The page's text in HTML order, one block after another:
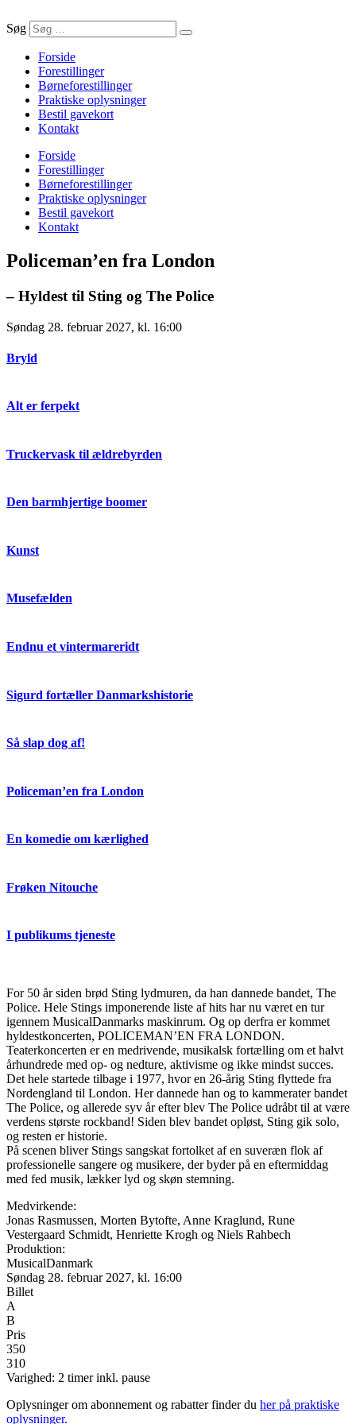
Søg
Forside
Forestillinger
Børneforestillinger
Praktiske oplysninger
Bestil gavekort
Kontakt
Forside
Forestillinger
Børneforestillinger
Praktiske oplysninger
Bestil gavekort
Kontakt
Policeman’en fra London
– Hyldest til Sting og The Police
Søndag 28. februar 2027, kl. 16:00
Bryld
Alt er ferpekt
Truckervask til ældrebyrden
Den barmhjertige boomer
Kunst
Musefælden
Endnu et vintermareridt
Sigurd fortæller Danmarkshistorie
Så slap dog af!
Policeman’en fra London
En komedie om kærlighed
Frøken Nitouche
I publikums tjeneste
For 50 år siden brød Sting lydmuren, da han dannede bandet, The
Police. Hele Stings imponerende liste af hits har nu været en tur
igennem MusicalDanmarks maskinrum. Og op derfra er kommet
hyldestkoncerten, POLICEMAN’EN FRA LONDON.
Teaterkoncerten er en medrivende, musikalsk fortælling om et halvt
århundrede med op- og nedture, aktivisme og ikke mindst succes.
Det hele startede tilbage i 1977, hvor en 26-årig Sting flyttede fra
Nordengland til London. Her dannede han og to kammerater bandet
The Police, og allerede syv år efter blev The Police udråbt til at være
verdens største rockband! Siden blev bandet opløst, Sting gik solo,
og resten er historie.
På scenen bliver Stings sangskat fortolket af en suveræn flok af
professionelle sangere og musikere, der byder på en eftermiddag
med fed musik, lækker lyd og skøn stemning.
Medvirkende:
Jonas Rasmussen, Morten Bytofte, Anne Kraglund, Rune
Vestergaard Schmidt, Henriette Krogh og Niels Rahbech
Produktion:
MusicalDanmark
Søndag 28. februar 2027, kl. 16:00
Billet
A
B
Pris
350
310
Varighed: 2 timer inkl. pause
Oplysninger om abonnement og rabatter finder du her på praktiske
oplysninger.